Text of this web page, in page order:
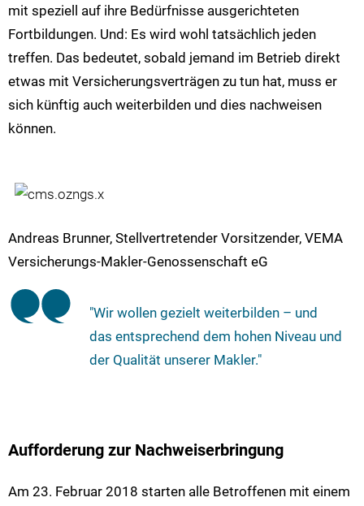
mit speziell auf ihre Bedürfnisse ausgerichteten
Fortbildungen. Und: Es wird wohl tatsächlich jeden
treffen. Das bedeutet, sobald jemand im Betrieb direkt
etwas mit Versicherungsverträgen zu tun hat, muss er
sich künftig auch weiterbilden und dies nachweisen
können.
Andreas Brunner, Stellvertretender Vorsitzender, VEMA
Versicherungs-Makler-Genossenschaft eG
"Wir wollen gezielt weiterbilden – und
das entsprechend dem hohen Niveau und
der Qualität unserer Makler."
Aufforderung zur Nachweiserbringung
Am 23. Februar 2018 starten alle Betroffenen mit einem